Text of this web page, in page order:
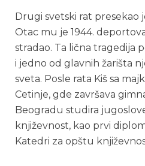
Drugi svetski rat presekao
Otac mu je 1944.
stradao. Ta lična tragedija
i jedno od glavnih žarišta
sveta. Posle rata Kiš sa
Cetinje, gde završava
Beogradu studira
književnost, kao prvi
Katedri za opštu